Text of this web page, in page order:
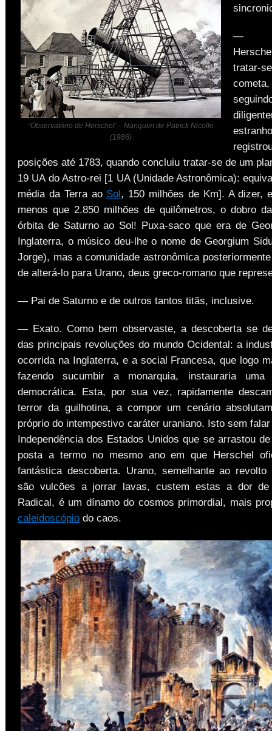
‘Observatório de Herschel’ – Nanquim de Patrick Nicolle
(1986)
—
posições até 1783, quando concluiu tratar-se de um
19 UA do Astro-rei [1 UA (Unidade Astronômica):
média da Terra ao Sol, 150 milhões de Km]. A dizer,
menos que 2.850 milhões de quilômetros, o dobro
órbita de Saturno ao Sol! Puxa-saco que era de
Inglaterra, o músico deu-lhe o nome de Georgium
Jorge), mas a comunidade astronômica
de alterá-lo para Urano, deus greco-romano que
— Pai de Saturno e de outros tantos titãs, inclusive.
— Exato. Como bem observaste, a descoberta se
das principais revoluções do mundo Ocidental: a
ocorrida na Inglaterra, e a social Francesa, que logo
fazendo sucumbir a monarquia, instauraria uma
democrática. Esta, por sua vez, rapidamente
terror da guilhotina, a compor um cenário
próprio do intempestivo caráter uraniano. Isto sem
Independência dos Estados Unidos que se arrastou
posta a termo no mesmo ano em que Herschel
fantástica descoberta. Urano, semelhante ao revolto
são vulcões a jorrar lavas, custem estas a dor de
Radical, é um dínamo do cosmos primordial, mais
caleidoscópio do caos.